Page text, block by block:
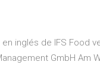
inglés de IFS Food
GmbH Am